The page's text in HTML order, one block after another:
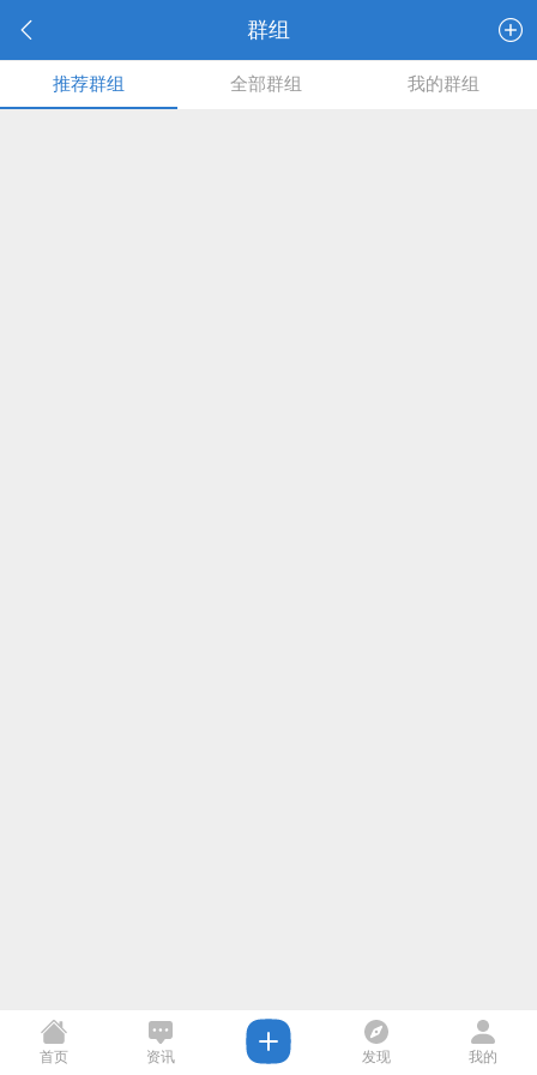
群组
推荐群组 全部群组 我的群组
首页 资讯 发现 我的